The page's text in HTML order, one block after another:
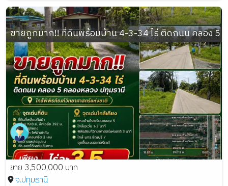
ขายถูกมาก!! ที่ดินพร้อมบ้าน 4-3-34 ไร่ ติดถนน คลอง 5
ขาย 3,500,000 บาท
จ.ปทุมธานี